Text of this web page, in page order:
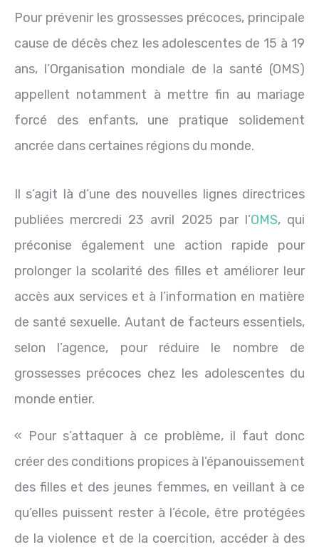
Pour prévenir les grossesses précoces, principale
cause de décès chez les adolescentes de 15 à 19
ans, l’Organisation mondiale de la santé (OMS)
appellent notamment à mettre fin au mariage
forcé des enfants, une pratique solidement
ancrée dans certaines régions du monde.
Il s’agit là d’une des nouvelles lignes directrices
publiées mercredi 23 avril 2025 par l’OMS, qui
préconise également une action rapide pour
prolonger la scolarité des filles et améliorer leur
accès aux services et à l’information en matière
de santé sexuelle. Autant de facteurs essentiels,
selon l’agence, pour réduire le nombre de
grossesses précoces chez les adolescentes du
monde entier.
« Pour s’attaquer à ce problème, il faut donc
créer des conditions propices à l’épanouissement
des filles et des jeunes femmes, en veillant à ce
qu’elles puissent rester à l’école, être protégées
de la violence et de la coercition, accéder à des